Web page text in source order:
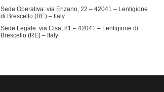
Sede Operativa: via Enzano, 22 – 42041 – Lentigione
di Brescello (RE) – Italy
Sede Legale: via Cisa, 81 – 42041 – Lentigione di
Brescello (RE) – Italy